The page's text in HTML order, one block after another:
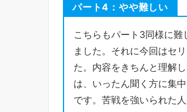
パート4：やや難しい
こちらもパート3同様に
ました。それに今回はセ
た。内容をきちんと理解
は、いったん聞く方に集
です。苦戦を強いられた